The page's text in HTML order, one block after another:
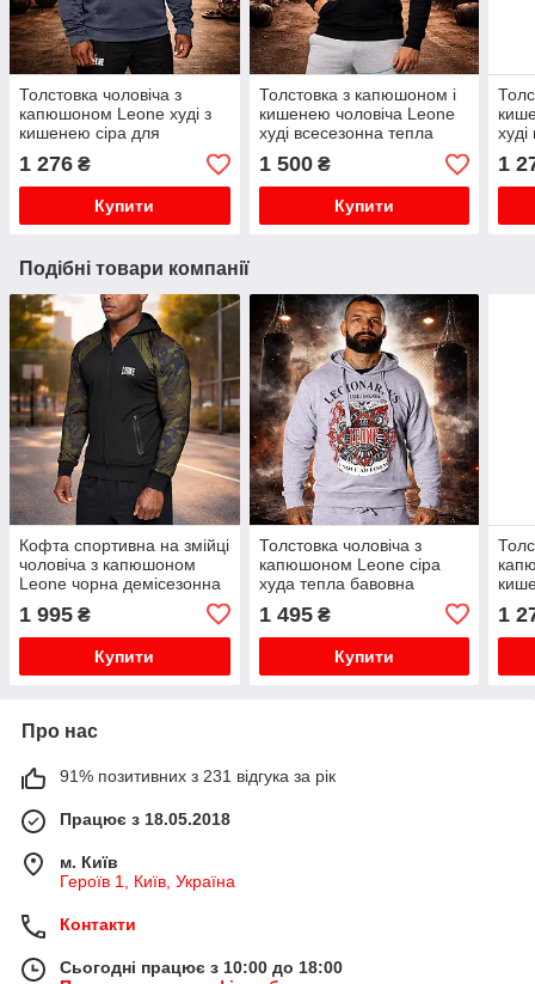
Толстовка чоловіча з
капюшоном Leone худі з
кишенею сіра для
демісезонна S
1 276 ₴
Купити
Толстовка з капюшоном і
кишенею чоловіча Leone
худі всесезонна тепла
повсякденна L
1 500₴
Купити
1
Подібні товари компанії
Кофта спортивна на змійці
чоловіча з капюшоном
Leone чорна демісезонна
носіння тренувань L
1 995 ₴
Купити
Толстовка чоловіча з
капюшоном Leone сіра
худа тепла бавовна
повсякденного носіння М
1 495₴
Купити
1
Про нас
91% позитивних з 231 відгука за рік
Працює з 18.05.2018
м. Київ
Героїв 1, Київ, Україна
Контакти
Сьогодні працює з 10:00 до 18:00